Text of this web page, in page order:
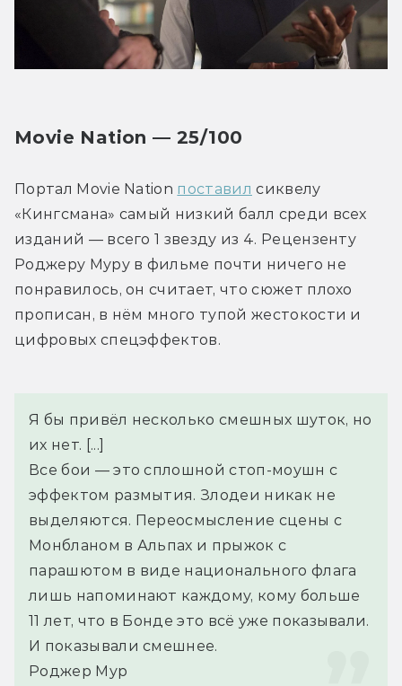
Movie Nation — 25/100
Портал Movie Nation поставил сиквелу
«Кингсмана» самый низкий балл среди всех
изданий — всего 1 звезду из 4. Рецензенту
Роджеру Муру в фильме почти ничего не
понравилось, он считает, что сюжет плохо
прописан, в нём много тупой жестокости и
цифровых спецэффектов.
Я бы привёл несколько смешных шуток, но
их нет. [...]
Все бои — это сплошной стоп-моушн с
эффектом размытия. Злодеи никак не
выделяются. Переосмысление сцены с
Монбланом в Альпах и прыжок с
парашютом в виде национального флага
лишь напоминают каждому, кому больше
11 лет, что в Бонде это всё уже показывали.
И показывали смешнее.
Роджер Мур